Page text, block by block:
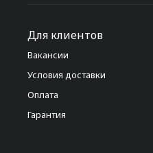
Для клиентов
Вакансии
Условия доставки
Оплата
Гарантия